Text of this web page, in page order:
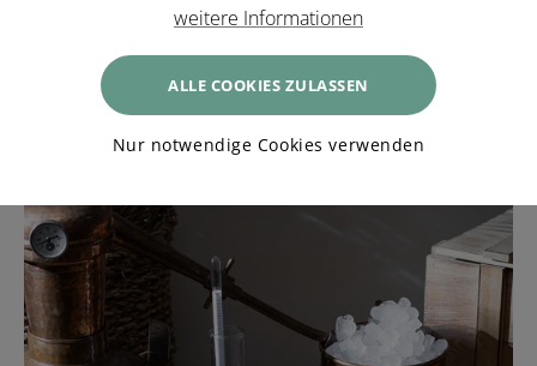
Weihnachtsfeier im Hotel das Eisenberg
weitere Informationen
ALLE COOKIES ZULASSEN
Nur notwendige Cookies verwenden